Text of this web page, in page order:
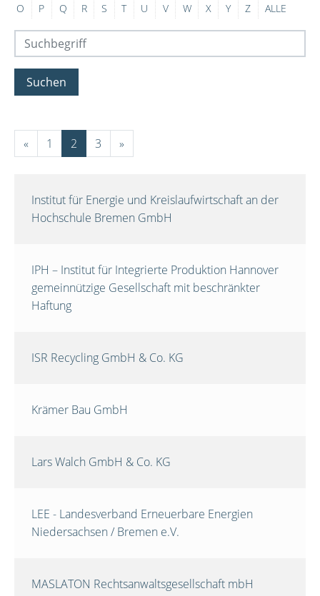
O
P Q R S T U V W X Y Z ALLE
Suchen
« 1 2 3 »
Institut für Energie und Kreislaufwirtschaft an der
Hochschule Bremen GmbH
IPH – Institut für Integrierte Produktion Hannover
gemeinnützige Gesellschaft mit beschränkter
Haftung
ISR Recycling GmbH & Co. KG
Krämer Bau GmbH
Lars Walch GmbH & Co. KG
LEE - Landesverband Erneuerbare Energien
Niedersachsen / Bremen e.V.
MASLATON Rechtsanwaltsgesellschaft mbH